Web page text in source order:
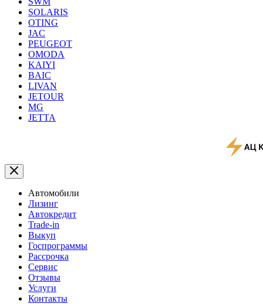
SOLARIS
OTING
JAC
PEUGEOT
OMODA
KAIYI
BAIC
LIVAN
JETOUR
MG
JETTA
Автомобили
Лизинг
Автокредит
Trade-in
Выкуп
Госпрограммы
Рассрочка
Сервис
Отзывы
Услуги
Контакты